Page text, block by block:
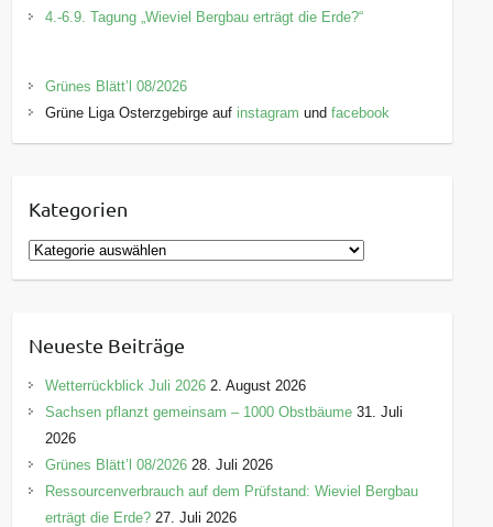
4.-6.9. Tagung „Wieviel Bergbau erträgt die Erde?“
Grünes Blätt’l 08/2026
Grüne Liga Osterzgebirge auf instagram undfacebook
Kategorien
K
a
g
o
r
e
n
Neueste Beiträge
Wetterrückblick Juli 2026 2. August 2026
Sachsen pflanzt gemeinsam – 1000 Obstbäume 31. Juli
2026
Grünes Blätt’l 08/2026 28. Juli 2026
Ressourcenverbrauch auf dem Prüfstand: Wieviel Bergbau
erträgt die Erde? 27. Juli 2026